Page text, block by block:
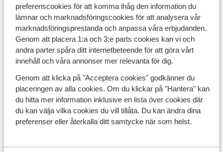
preferenscookies för att komma ihåg den information du
lämnar och marknadsföringscookies för att analysera vår
marknadsföringsprestanda och anpassa våra erbjudanden.
Genom att placera 1:a och 3:e parts cookies kan vi och
andra parter spåra ditt internetbeteende för att göra vårt
innehåll och våra annonser mer relevanta för dig.
Genom att klicka på "Acceptera cookies" godkänner du
placeringen av alla cookies. Om du klickar på "Hantera" kan
du hitta mer information inklusive en lista över cookies där
du kan välja vilka cookies du vill tillåta. Du kan ändra dina
preferenser eller återkalla ditt samtycke när som helst.
Sunweb
Kontakta oss
Om Sunweb
Jobba hos oss
Företagsinformation
Hållbar semester
Cookiesinställningar
Marknadsföringsinställningar
Tillgänglighetsdirektiv
Ansvarsfriskrivning